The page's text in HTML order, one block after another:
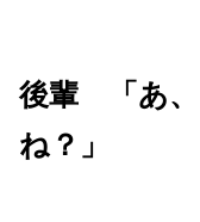
後輩 「あ、
ね？」